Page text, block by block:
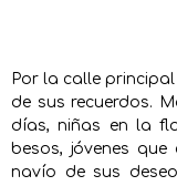
Por la calle
de sus recuerdos.
días, niñas en la
besos, jóvenes
navío de sus